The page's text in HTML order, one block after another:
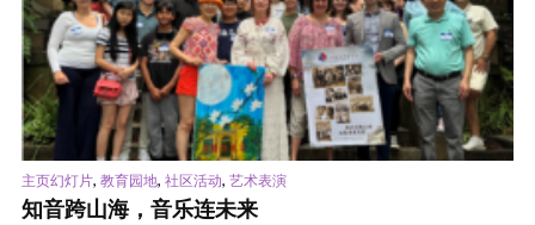
主页幻灯片, 教育园地, 社区活动, 艺术表演
知音跨山海，音乐连未来